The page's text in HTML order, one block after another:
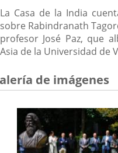
La Casa de la India
sobre Rabindranath
profesor José Paz, que
Asia de la Universidad de
de imágenes